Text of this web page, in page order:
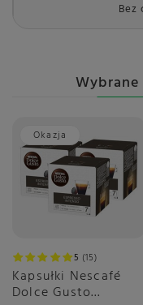
Bez
Okazja
5 15
Kapsułki Nescafé
Dolce Gusto